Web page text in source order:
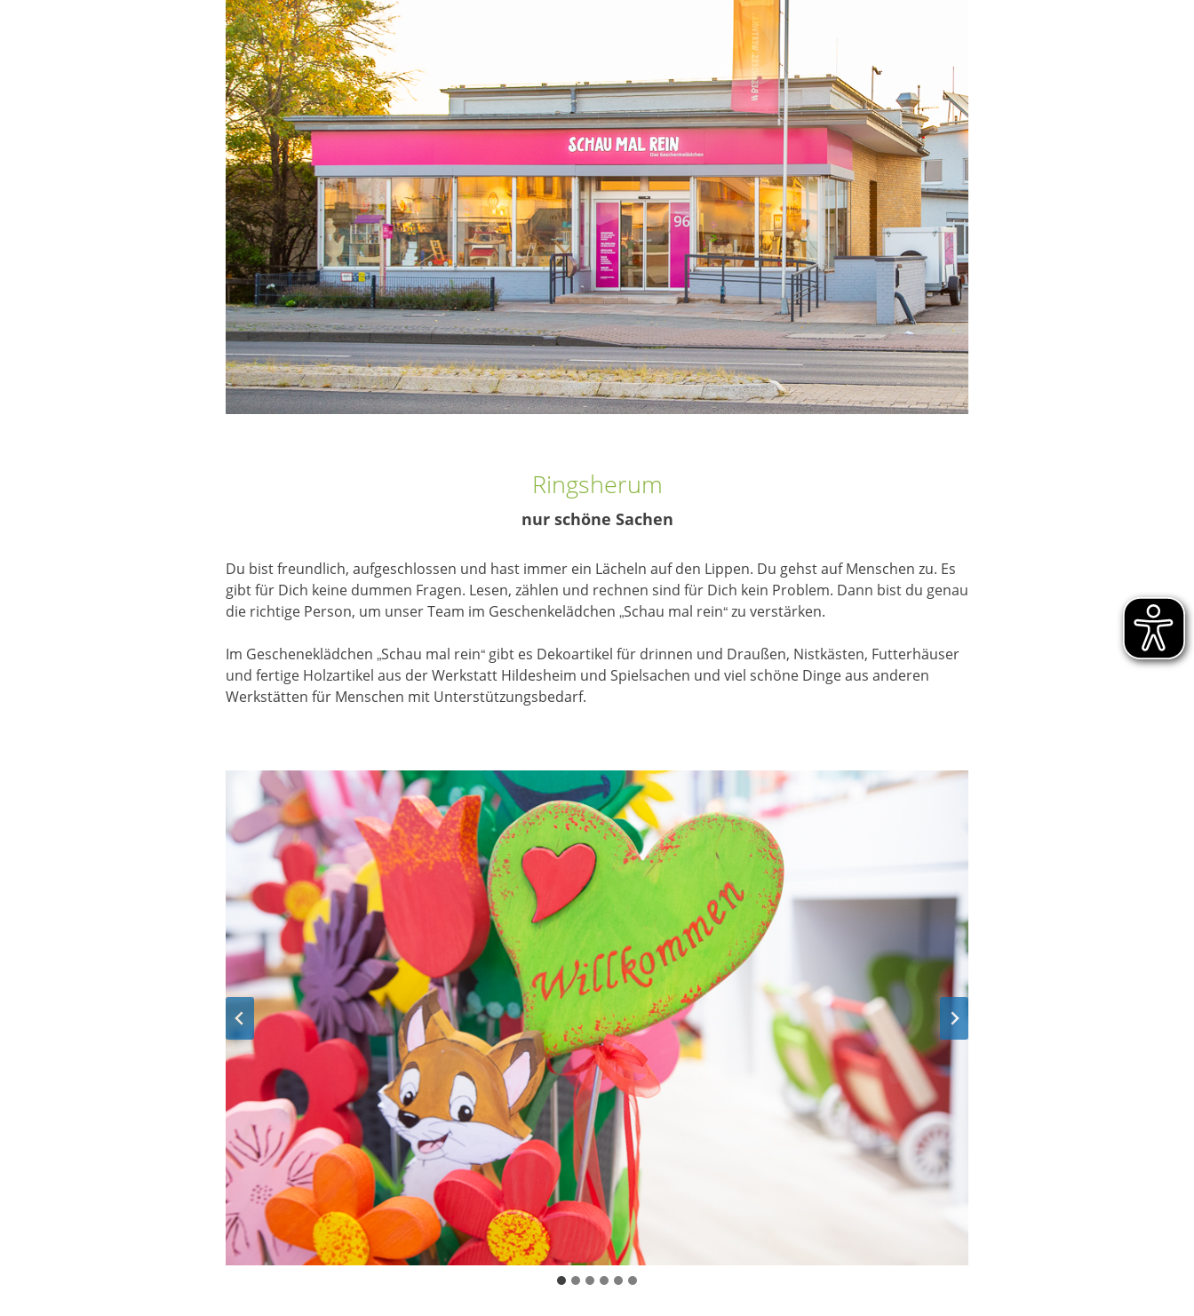
Ringsherum
nur schöne Sachen
Du bist freundlich, aufgeschlossen und hast immer ein Lächeln auf den Lippen. Du gehst auf Menschen zu. Es
gibt für Dich keine dummen Fragen. Lesen, zählen und rechnen sind für Dich kein Problem. Dann bist du genau
die richtige Person, um unser Team im Geschenkelädchen „Schau mal rein“ zu verstärken.
Im Gescheneklädchen „Schau mal rein“ gibt es Dekoartikel für drinnen und Draußen, Nistkästen, Futterhäuser
und fertige Holzartikel aus der Werkstatt Hildesheim und Spielsachen und viel schöne Dinge aus anderen
Werkstätten für Menschen mit Unterstützungsbedarf.